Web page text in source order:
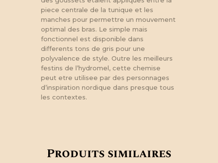
piece centrale de la tunique et les
manches pour permettre un mouvement
optimal des bras. Le simple mais
fonctionnel est disponible dans
differents tons de gris pour une
polyvalence de style. Outre les meilleurs
festins de l’hydromel, cette chemise
peut etre utilisee par des personnages
d’inspiration nordique dans presque tous
les contextes.
Produits similaires